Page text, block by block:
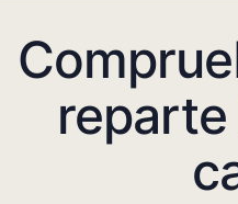
reparte